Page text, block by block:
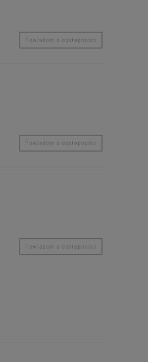
Powiadom o dostępności
Powiadom o dostępności
Powiadom o dostępności